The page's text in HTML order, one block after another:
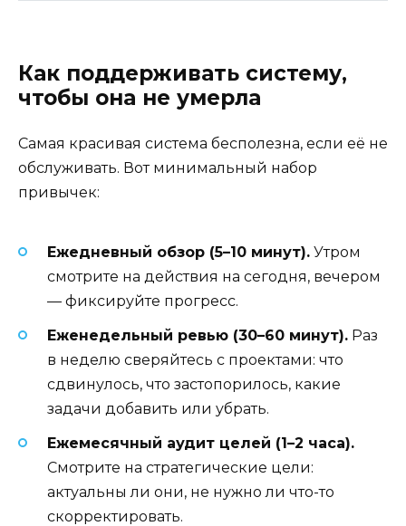
Как поддерживать систему,
чтобы она не умерла
Самая красивая система бесполезна, если её не
обслуживать. Вот минимальный набор
привычек:
Ежедневный обзор (5–10 минут). Утром
смотрите на действия на сегодня, вечером
— фиксируйте прогресс.
Еженедельный ревью (30–60 минут). Раз
в неделю сверяйтесь с проектами: что
сдвинулось, что застопорилось, какие
задачи добавить или убрать.
Ежемесячный аудит целей (1–2 часа).
Смотрите на стратегические цели:
актуальны ли они, не нужно ли что-то
скорректировать.